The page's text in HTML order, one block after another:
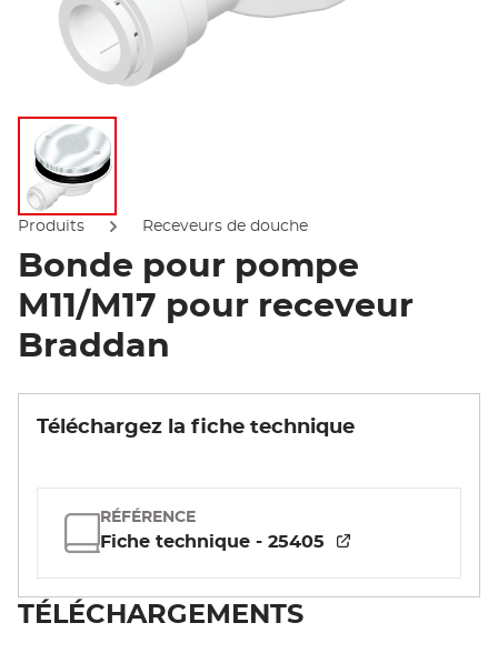
Afficher l'image
Produits Receveurs de douche
Bonde pour pompe
M11/M17 pour receveur
Braddan
Téléchargez la fiche technique
RÉFÉRENCE
Fiche technique - 25405
TÉLÉCHARGEMENTS